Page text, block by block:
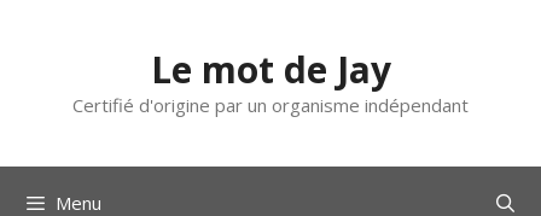
Le mot de Jay
Certifié d'origine par un organisme indépendant
Menu